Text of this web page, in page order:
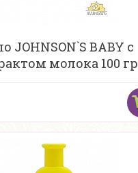
JOHNSON`S BABY с
молока 100 гр